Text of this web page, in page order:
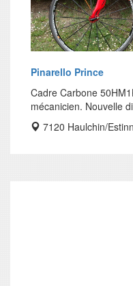
Pinarello Prince
Cadre Carbone
mécanicien. Nouvelle
7120 Haulchin/